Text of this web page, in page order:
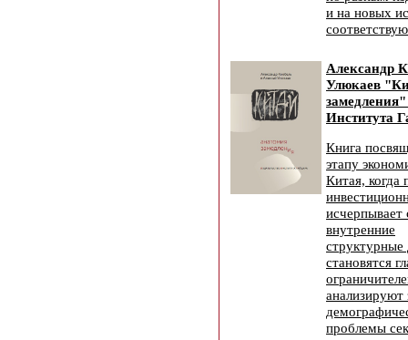
и на новых
Александр
Улюкаев
Института
Книга
этапу
Китая, когда
исчерпывает
внутренние
структурные
становятся
анализируют
проблемы